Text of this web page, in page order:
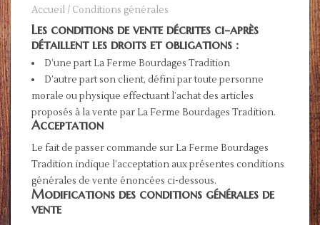
Accueil/ Conditions générales
Les conditions de vente décrites ci-après
détaillent les droits et obligations :
D’une part La Ferme Bourdages Tradition
D’autre part son client, défini par toute personne
morale ou physique effectuant l’achat des articles
proposés à la vente par La Ferme Bourdages Tradition.
Acceptation
Le fait de passer commande sur La Ferme Bourdages
Tradition indique l’acceptation aux présentes conditions
générales de vente énoncées ci-dessous.
Modifications des conditions générales de
vente